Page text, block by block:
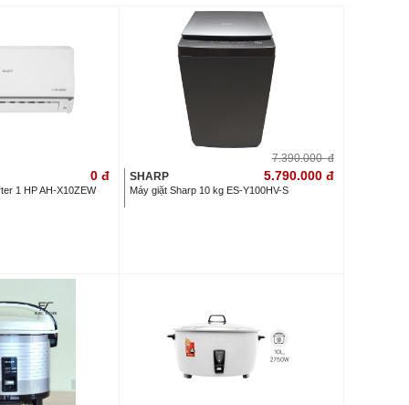
0 đ
1 HP AH-X10ZEW
7.390.000 đ
SHARP
5.790.000 đ
Máy giặt Sharp 10 kg ES-Y100HV-S